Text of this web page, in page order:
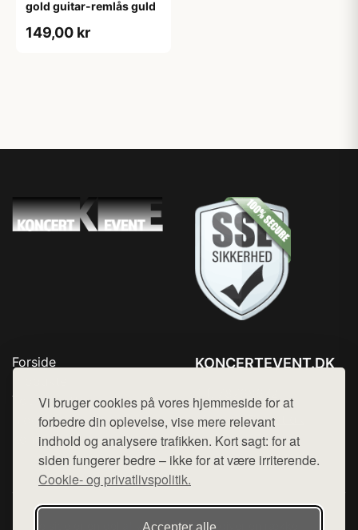
Vi bruger cookies på vores hjemmeside for at
forbedre din oplevelse, vise mere relevant
indhold og analysere trafikken. Kort sagt: for at
siden fungerer bedre – ikke for at være irriterende.
Cookie- og privatlivspolitik.
Accepter alle
gold guitar-remlås guld
149,00 kr
Forside
Top Rabatter
Blog
Kontakt
KONCERTEVENT.DK
Mail: hej@want.dk
Cookie- og privatlivspolitik
Denne side er en del af want.dk, der udgiver en række